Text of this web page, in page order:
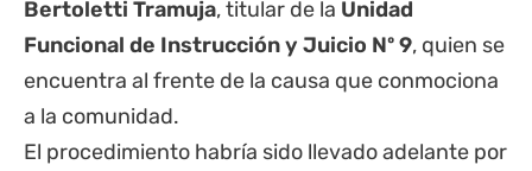
Bertoletti Tramuja, titular de la Unidad
Funcional de Instrucción y Juicio Nº 9, quien se
encuentra al frente de la causa que conmociona
a la comunidad.
El procedimiento habría sido llevado adelante por